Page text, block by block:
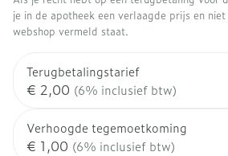
je in de apotheek een verlaagde prijs en
webshop vermeld staat.
Terugbetalingstarief
€ 2,00 (6% inclusief btw)
Verhoogde tegemoetkoming
€ 1,00 (6% inclusief btw)